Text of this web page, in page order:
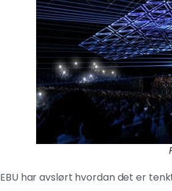
EBU har avslørt hvordan det er